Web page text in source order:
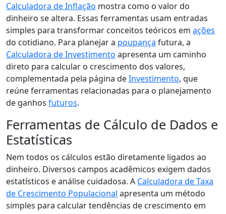
Calculadora de Inflação mostra como o valor do
dinheiro se altera. Essas ferramentas usam entradas
simples para transformar conceitos teóricos em ações
do cotidiano. Para planejar a poupança futura, a
Calculadora de Investimento apresenta um caminho
direto para calcular o crescimento dos valores,
complementada pela página deInvestimento, que
reúne ferramentas relacionadas para o planejamento
de ganhos futuros.
Ferramentas de Cálculo de Dados e
Estatísticas
Nem todos os cálculos estão diretamente ligados ao
dinheiro. Diversos campos acadêmicos exigem dados
estatísticos e análise cuidadosa. A Calculadora de Taxa
de Crescimento Populacional apresenta um método
simples para calcular tendências de crescimento em